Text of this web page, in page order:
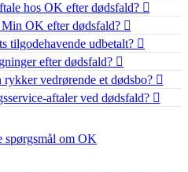
hos OK efter dødsfald?
OK efter dødsfald?
tilgodehavende udbetalt?
efter dødsfald?
vedrørende et dødsbo?
aftaler ved dødsfald?
spørgsmål om OK